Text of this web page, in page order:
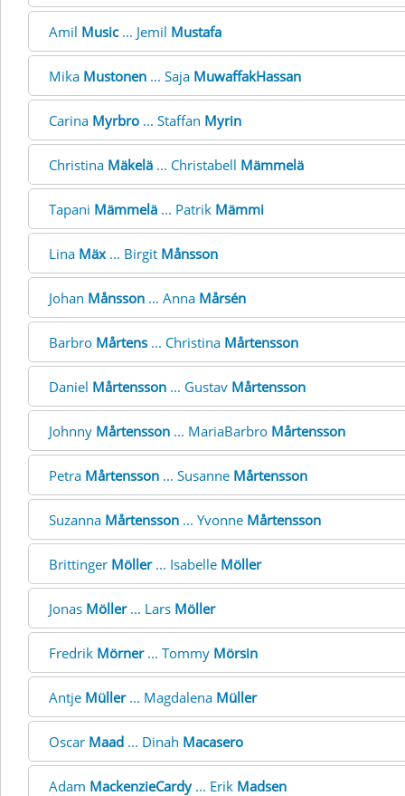
Amil Music... Jemil Mustafa
Mika Mustonen ... Saja MuwaffakHassan
Carina Myrbro ... Staffan Myrin
Christina Mäkelä ... Christabell Mämmelä
Tapani Mämmelä ... Patrik Mämmi
Lina Mäx... Birgit Månsson
Johan Månsson ... Anna Mårsén
Barbro Mårtens ... Christina Mårtensson
Daniel Mårtensson ... Gustav Mårtensson
Johnny Mårtensson ... MariaBarbro Mårtensson
Petra Mårtensson ... Susanne Mårtensson
Suzanna Mårtensson ... Yvonne Mårtensson
Brittinger Möller... Isabelle Möller
Jonas Möller... Lars Möller
Fredrik Mörner... Tommy Mörsin
Antje Müller... Magdalena Müller
Oscar Maad ... Dinah Macasero
Adam MackenzieCardy... Erik Madsen